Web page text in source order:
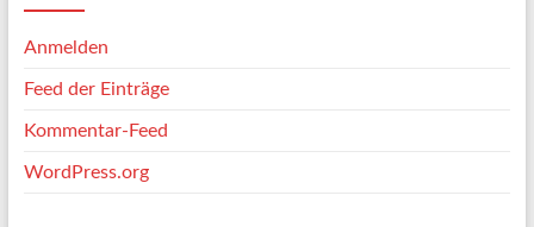
Anmelden
Feed der Einträge
Kommentar-Feed
WordPress.org